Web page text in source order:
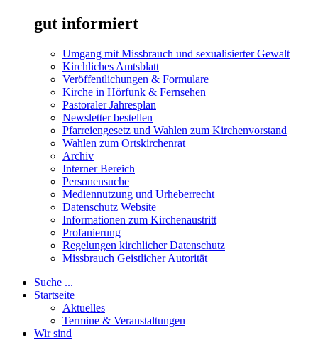
gut informiert
Umgang mit Missbrauch und sexualisierter Gewalt
Kirchliches Amtsblatt
Veröffentlichungen & Formulare
Kirche in Hörfunk & Fernsehen
Pastoraler Jahresplan
Newsletter bestellen
Pfarreiengesetz und Wahlen zum Kirchenvorstand
Wahlen zum Ortskirchenrat
Archiv
Interner Bereich
Personensuche
Mediennutzung und Urheberrecht
Datenschutz Website
Informationen zum Kirchenaustritt
Profanierung
Regelungen kirchlicher Datenschutz
Missbrauch Geistlicher Autorität
Suche ...
Startseite
Aktuelles
Termine & Veranstaltungen
Wir sind